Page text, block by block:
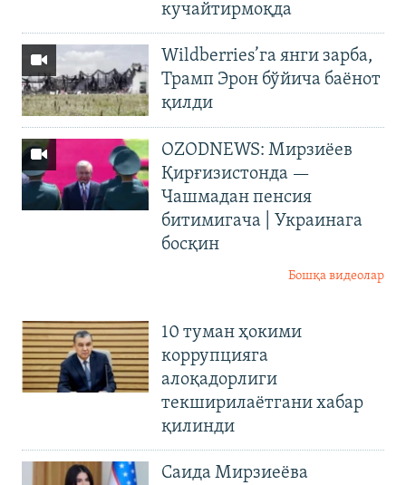
кучайтирмоқда
Wildberries’га янги зарба,
Трамп Эрон бўйича баёнот
қилди
OZODNEWS: Мирзиёев
Қирғизистонда —
Чашмадан пенсия
битимигача | Украинага
босқин
Бошқа видеолар
10 туман ҳокими
коррупцияга
алоқадорлиги
текширилаётгани хабар
қилинди
Саида Мирзиеёва